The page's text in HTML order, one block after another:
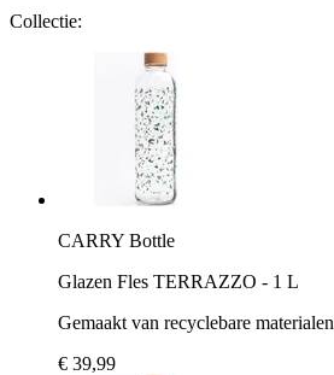
Collectie:
CARRY Bottle
Glazen Fles TERRAZZO - 1 L
Gemaakt van recyclebare materialen
€ 39,99